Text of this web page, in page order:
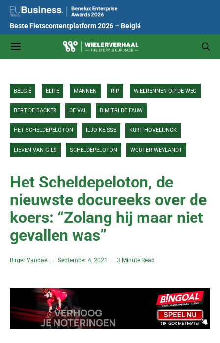
Beste Fietscontentplatform 2026 – België
BELGIË ELITE MANNEN RIP WIELRENNEN OP DE WEG
BERT DE BACKER DE VAL DIMITRI DE FAUW
HET SCHELDEPELOTON ILJO KEISSE KURT HOVELIJNCK
LIEVEN VAN GILS SCHELDEPELOTON WOUTER WEYLANDT
Het Scheldepeloton, de
nieuwste docureeks over de
koers: “Zolang hij maar niet
gevallen was”
Birger Vandael September 4, 2021 3 Minute Read